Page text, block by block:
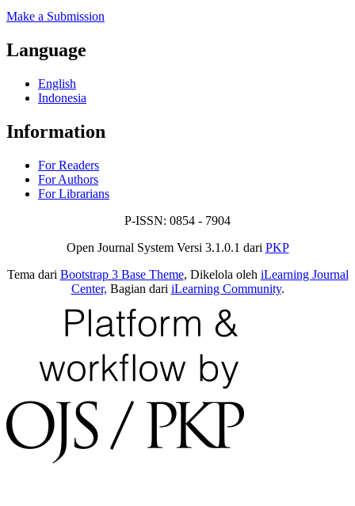
Make a Submission
Language
English
Indonesia
Information
For Readers
For Authors
For Librarians
P-ISSN: 0854 - 7904
Open Journal System Versi 3.1.0.1 dari PKP
Tema dari Bootstrap 3 Base Theme, Dikelola oleh iLearning Journal
Center, Bagian dari iLearning Community.